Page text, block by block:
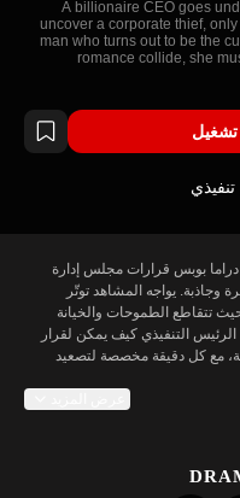
A billionaire CEO goes
uncover a corporate thief,
man who turns out to be the
romance collide, she
تشغيل